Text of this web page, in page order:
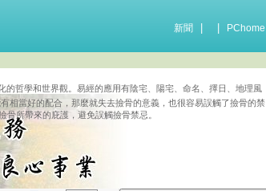
新聞 PChome
哲學和世界觀。易經的應用有陰宅、陽宅、命名、擇日、地理風
當好的配合，那麼就失去撿骨的意義，也很容易誤觸了撿骨的禁
所帶來的庇護，避免誤觸撿骨禁忌。